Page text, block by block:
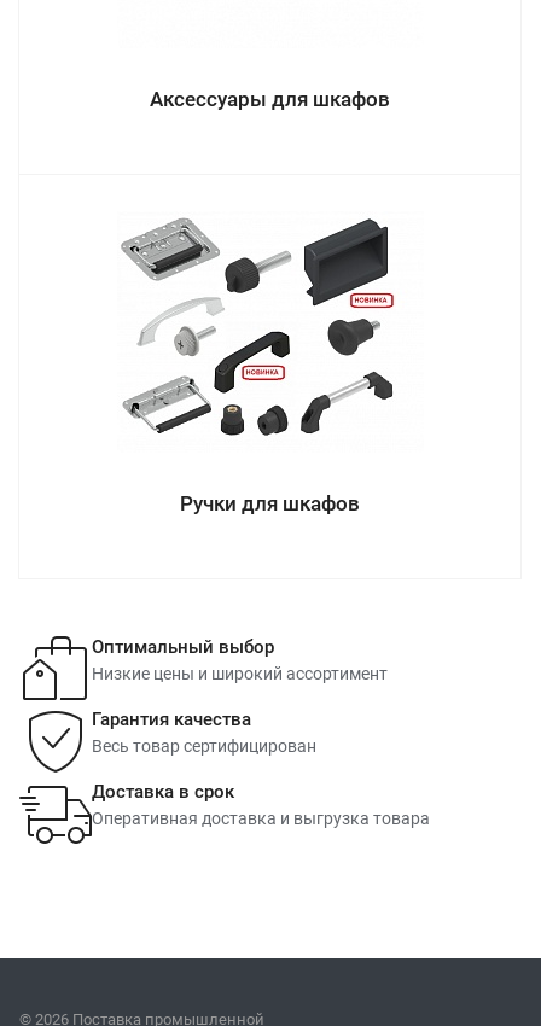
Аксессуары для шкафов
Ручки для шкафов
Оптимальный выбор
Низкие цены и широкий ассортимент
Гарантия качества
Весь товар сертифицирован
Доставка в срок
Оперативная доставка и выгрузка товара
© 2026 Поставка промышленной